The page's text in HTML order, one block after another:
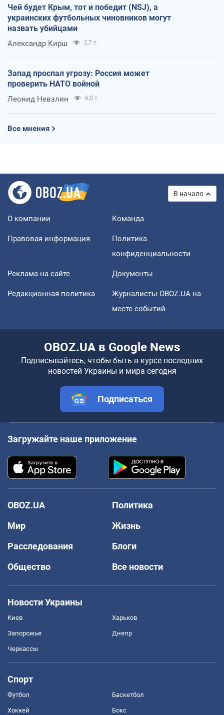
Чей будет Крым, тот и победит (NSJ), а
украинских футбольных чиновников могут
назвать убийцами
Александр Кирш 2,7 т.
Запад проспал угрозу: Россия может
проверить НАТО войной
Леонид Невзлин 6,0 т.
Все мнения
В начало
О компании Команда
Правовая информация
Политика
конфиденциальности
Реклама на сайте Документы
Редакционная политика
Журналисты OBOZ.UA на
месте событий
OBOZ.UA в Google News
Подписывайтесь, чтобы быть в курсе последних
новостей Украины и мира сегодня
Подписаться
Загружайте наше приложение
OBOZ.UA
Политика
Мир
Жизнь
Расследования
Блоги
Общество
Все новости
Новости Украины
Киев Харьков
Запорожье Днепр
Черкассы
Спорт
Футбол Баскетбол
Хоккей Бокс